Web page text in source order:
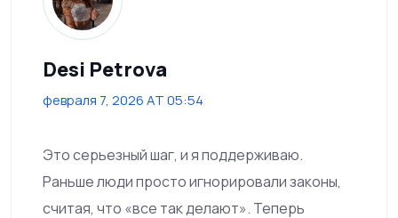
Desi Petrova
февраля 7, 2026 AT 05:54
Это серьезный шаг, и я поддерживаю.
Раньше люди просто игнорировали законы,
считая, что «все так делают». Теперь